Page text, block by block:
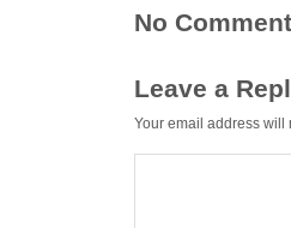
No
Leave a
Your email address will